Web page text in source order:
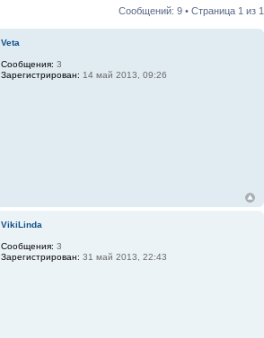
Сообщений: 9 • Страница 1 из 1
Veta
Сообщения: 3
Зарегистрирован: 14 май 2013, 09:26
VikiLinda
Сообщения: 3
Зарегистрирован: 31 май 2013, 22:43